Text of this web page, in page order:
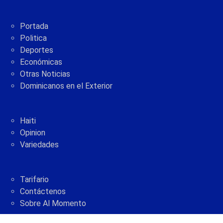
Portada
Politica
Deportes
Económicas
Otras Noticias
Dominicanos en el Exterior
Haiti
Opinion
Variedades
Tarifario
Contáctenos
Sobre Al Momento